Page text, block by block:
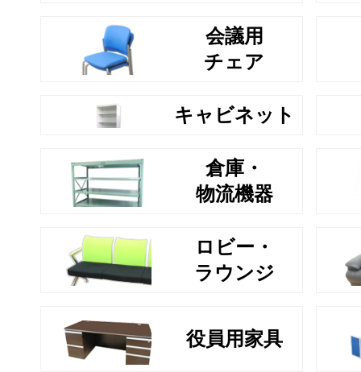
会議用
チェア
キャビネット
倉庫・
物流機器
ロビー・
ラウンジ
役員用家具